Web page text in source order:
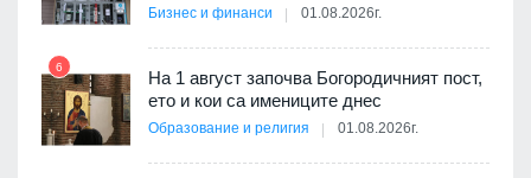
Бизнес и финанси 01.08.2026г.
6
На 1 август започва Богородичният пост,
ето и кои са имениците днес
Образование и религия 01.08.2026г.